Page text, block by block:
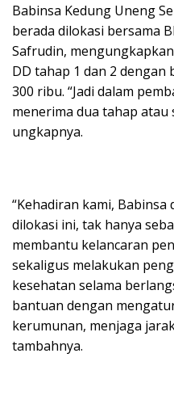
Babinsa Kedung Uneng
berada dilokasi bersama
Safrudin,
DD tahap 1 dan 2 dengan
300 ribu. “Jadi dalam
menerima dua tahap atau
ungkapnya.
“Kehadiran kami,
dilokasi ini, tak hanya
membantu kelancaran
sekaligus melakukan
kesehatan selama
bantuan dengan
kerumunan, menjaga
tambahnya.